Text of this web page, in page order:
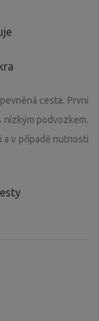
cesta. Prvni
nízkým podvozkem.
v případě nutnosti